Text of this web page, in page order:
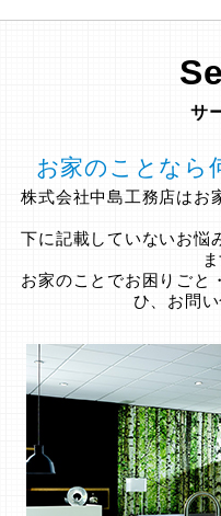
サ
お家のことなら
株式会社中島工務店はお
下に記載していないお悩
お家のことでお困りごと
ひ、お問い